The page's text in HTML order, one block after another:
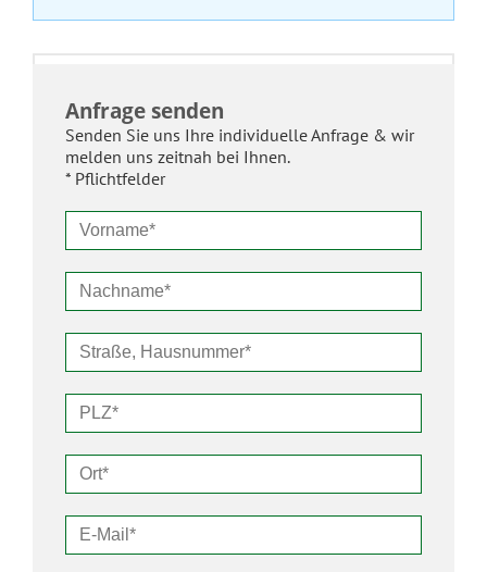
Anfrage senden
Senden Sie uns Ihre individuelle Anfrage & wir
melden uns zeitnah bei Ihnen.
* Pflichtfelder